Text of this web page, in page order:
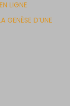
LIGNE
GENÈSE D’UNE